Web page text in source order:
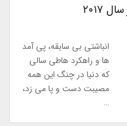
انباشتی بی سابقه، پی آمد
ها و راهکرد هاطی سالی
که دنیا در چنگ این همه
مصیبت دست و پا می زد،